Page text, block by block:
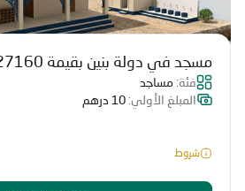
مسجد في دولة بنين بقيمة 27160 درهم
فئة: مساجد
المبلغ الأولي: 10 درهم
شروط